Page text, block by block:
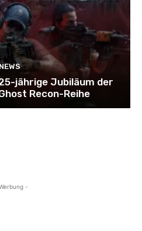
NEWS
jährige Jubiläum der
Recon-Reihe
-